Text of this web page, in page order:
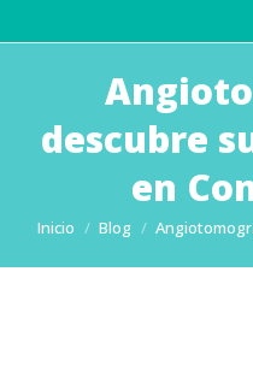
descubre
en
Estás aquí:
Inicio Blog